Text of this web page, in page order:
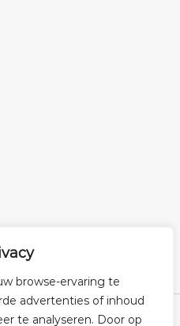
browse-ervaring te
advertenties of inhoud
te analyseren. Door op